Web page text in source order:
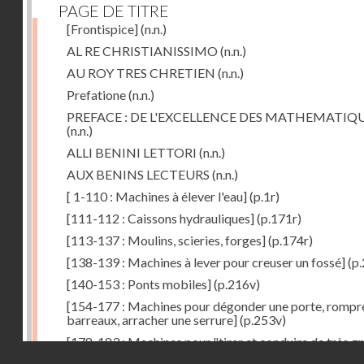
PAGE DE TITRE
[Frontispice](n.n.)
AL RE CHRISTIANISSIMO (n.n.)
AU ROY TRES CHRETIEN (n.n.)
Prefatione(n.n.)
PREFACE : DE L'EXCELLENCE DES
(n.n.)
ALLI BENINI LETTORI (n.n.)
AUX BENINS LECTEURS (n.n.)
[ 1-110 : Machines à élever l'eau](p.1r)
[111-112 : Caissons hydrauliques](p.171r)
[113-137 : Moulins, scieries, forges](p.174r)
[138-139 : Machines à lever pour creuser un fossé]
[140-153 : Ponts mobiles](p.216v)
[154-177 : Machines pour dégonder une porte,
barreaux, arracher une serrure](p.253v)
[178-183 : Machines pour "tirer et conduire de très